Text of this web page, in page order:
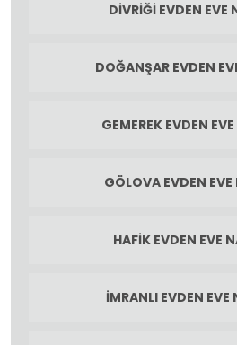
DIVRIĞI EVDEN EVE
DOĞANŞAR EVDEN
GEMEREK EVDEN
GÖLOVA EVDEN
HAFIK EVDEN EVE
İMRANLI EVDEN EVE